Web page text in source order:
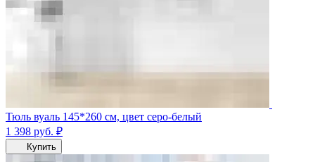
Тюль вуаль 145*260 см, цвет серо-белый
1 398 руб. ₽
Купить